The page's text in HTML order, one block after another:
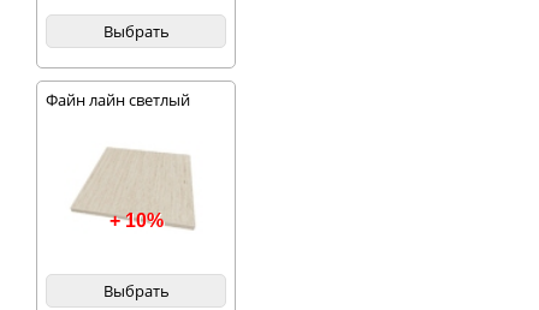
Выбрать
Файн лайн светлый
+ 10%
Выбрать